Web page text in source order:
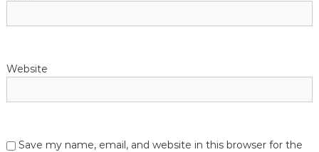
Website
Save my name, email, and website in this browser for the